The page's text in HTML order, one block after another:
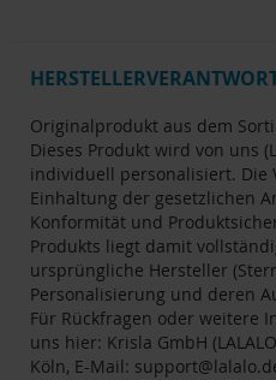
Originalprodukt aus dem
Dieses Produkt wird von uns
individuell personalisiert. Die
Einhaltung der gesetzlichen
Konformität und
Produkts liegt damit
ursprüngliche Hersteller
Personalisierung und deren
Für Rückfragen oder weitere
uns hier: Krisla GmbH
Köln, E-Mail: